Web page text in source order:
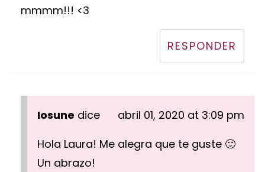
mmmm!!! <3
RESPONDER
Iosune dice
abril 01, 2020 at 3:09 pm
Hola Laura! Me alegra que te guste 🙂
Un abrazo!